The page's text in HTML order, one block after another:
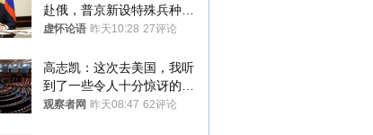
赴俄，普京新设特殊兵种，
76岁老将扛旗
虚怀论语 昨天10:28 27评论
高志凯：这次去美国，我听
到了一些令人十分惊讶的消
息
观察者网 昨天08:47 62评论